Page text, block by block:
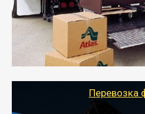
отдельном авто или
стоимости).
- Тайгер Логистик подберет
качественно организует
службы или работы с
оформлением документов,
Перевозка